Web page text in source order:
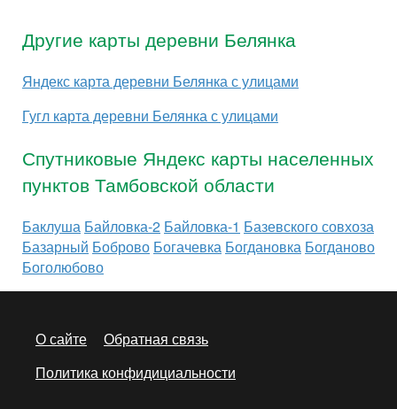
Другие карты деревни Белянка
Яндекс карта деревни Белянка с улицами
Гугл карта деревни Белянка с улицами
Спутниковые Яндекс карты населенных
пунктов Тамбовской области
Баклуша Байловка-2 Байловка-1 Базевского совхоза
Базарный Боброво Богачевка Богдановка Богданово
Боголюбово
О сайте
Обратная связь
Политика конфидициальности